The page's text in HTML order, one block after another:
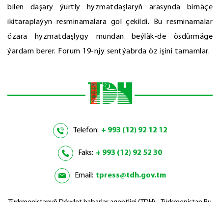
bilen daşary ýurtly hyzmatdaşlaryň arasynda birnäçe
ikitaraplaýyn resminamalara gol çekildi. Bu resminamalar
özara hyzmatdaşlygy mundan beýläk-de ösdürmäge
ýardam berer. Forum 19-njy sentýabrda öz işini tamamlar.
Telefon: + 993 (12) 92 12 12
Faks: + 993 (12) 92 52 30
Email: tpress@tdh.gov.tm